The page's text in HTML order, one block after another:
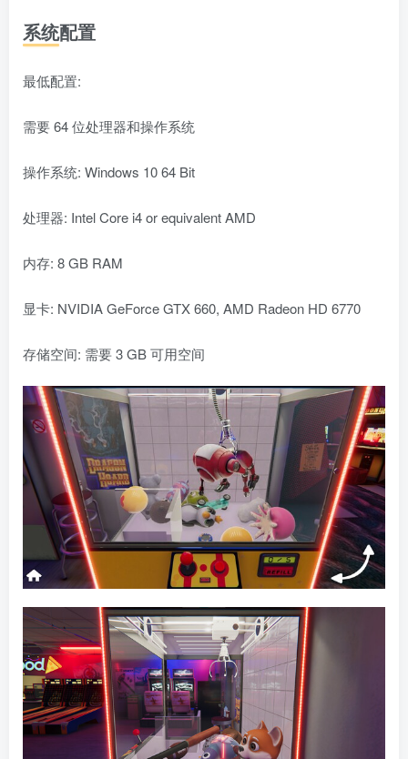
系统配置
最低配置:
需要 64 位处理器和操作系统
操作系统: Windows 10 64 Bit
处理器: Intel Core i4 or equivalent AMD
内存: 8 GB RAM
显卡: NVIDIA GeForce GTX 660, AMD Radeon HD 6770
存储空间: 需要 3 GB 可用空间